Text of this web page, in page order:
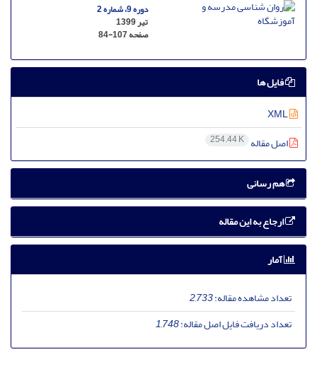
دوره 9، شماره 2
تیر 1399
صفحه84-107
فایل ها
اصل مقاله 254.44 K
هم رسانی
ارجاع به این مقاله
آمار
تعداد مشاهده مقاله:2,733
تعداد دریافت فایل اصل مقاله:1,748